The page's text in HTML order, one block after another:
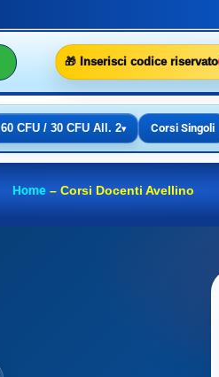
🎁 Inserisci codice riservato
60 CFU / 30 CFU All. 2▾ Corsi Singoli
Home– Corsi Docenti Avellino